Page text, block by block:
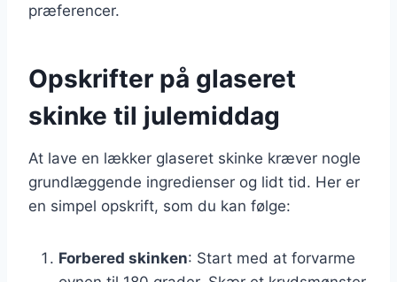
præferencer.
Opskrifter på glaseret
skinke til julemiddag
At lave en lækker glaseret skinke kræver nogle
grundlæggende ingredienser og lidt tid. Her er
en simpel opskrift, som du kan følge:
Forbered skinken: Start med at forvarme